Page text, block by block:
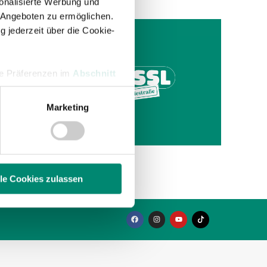
zu ermöglichen.
jederzeit über die Cookie-
Präferenzen im Abschnitt
anbieten zu können
Verwendung unserer
Marketing
Cookies zulassen
SV
der